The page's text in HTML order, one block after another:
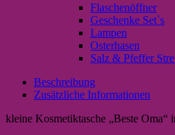
Flaschenöffner
Geschenke Set`s
Lampen
Osterhasen
Salz & Pfeffer
Beschreibung
Zusätzliche Informationen
kleine Kosmetiktasche „Beste Oma“